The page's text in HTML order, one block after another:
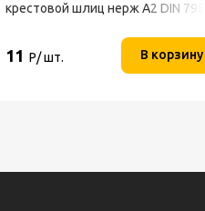
крестовой шлиц нерж А2 DIN 7982
11 Р/ шт. В корзину